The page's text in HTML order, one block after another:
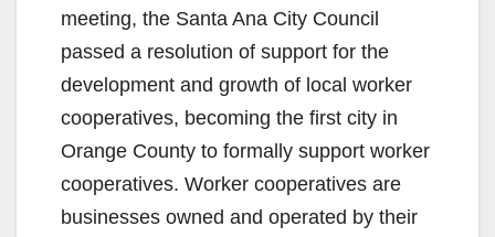
meeting, the Santa Ana City Council
passed a resolution of support for the
development and growth of local worker
cooperatives, becoming the first city in
Orange County to formally support worker
cooperatives. Worker cooperatives are
businesses owned and operated by their